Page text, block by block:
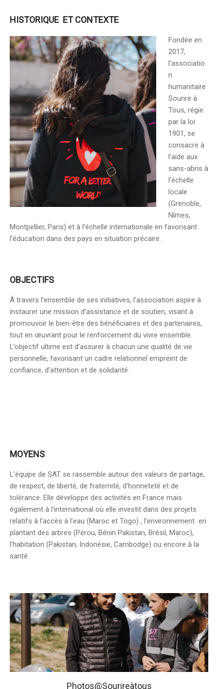
HISTORIQUE ET CONTEXTE
Fondée en
2017,
l’associatio
n
humanitaire
Sourire à
Tous, régie
par la loi
1901, se
consacre à
l’aide aux
sans-abris à
l’échelle
locale
(Grenoble,
Nîmes,
Montpellier, Paris) et à l’échelle internationale en favorisant
l’éducation dans des pays en situation précaire.
OBJECTIFS
À travers l’ensemble de ses initiatives, l’association aspire à
instaurer une mission d’assistance et de soutien, visant à
promouvoir le bien-être des bénéficiaires et des partenaires,
tout en œuvrant pour le renforcement du vivre ensemble.
L’objectif ultime est d’assurer à chacun une qualité de vie
personnelle, favorisant un cadre relationnel empreint de
confiance, d’attention et de solidarité.
MOYENS
L’équipe de SAT se rassemble autour des valeurs de partage,
de respect, de liberté, de fraternité, d’honneteté et de
tolérance. Elle développe des activités en France mais
également à l’international où elle investit dans des projets
relatifs à l’accès à l’eau (Maroc et Togo) , l’environnement en
plantant des arbres (Pérou, Bénin Pakistan, Brésil, Maroc),
l’habitation (Pakistan, Indonésie, Cambodge) ou encore à la
santé.
Photos@Sourireàtous